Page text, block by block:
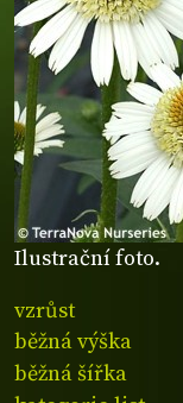
Ilustrační foto.
vzrůst
běžná výška
běžná šířka